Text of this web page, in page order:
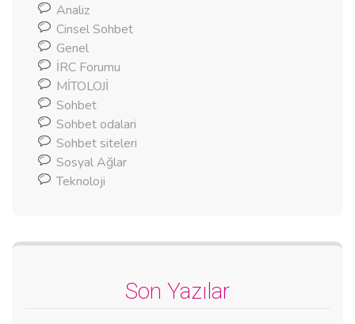
Analiz
Cinsel Sohbet
Genel
İRC Forumu
MİTOLOJİ
Sohbet
Sohbet odalari
Sohbet siteleri
Sosyal Ağlar
Teknoloji
Son Yazılar